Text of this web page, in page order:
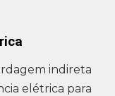
indireta
elétrica para